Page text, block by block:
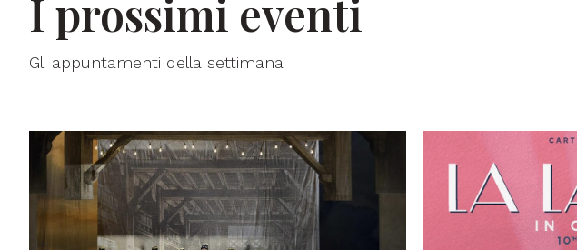
I prossimi eventi
Gli appuntamenti della settimana